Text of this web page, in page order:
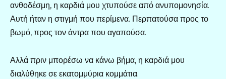
ανθοδέσμη, η καρδιά μου χτυπούσε από ανυπομονησία.
Αυτή ήταν η στιγμή που περίμενα. Περπατούσα προς το
βωμό, προς τον άντρα που αγαπούσα.
Αλλά πριν μπορέσω να κάνω βήμα, η καρδιά μου
διαλύθηκε σε εκατομμύρια κομμάτια.